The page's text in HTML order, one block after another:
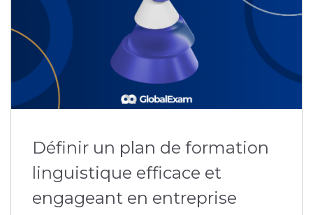
Définir un plan de formation
linguistique efficace et
engageant en entreprise